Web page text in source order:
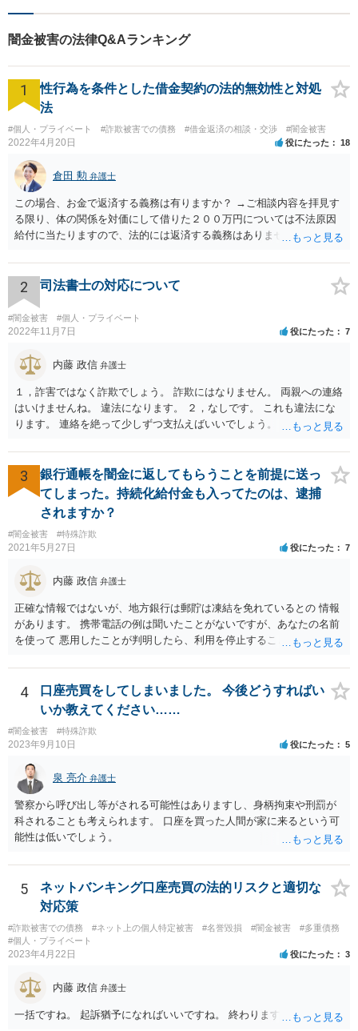
まずはお気軽にご相談くださ
闇金被害の法律Q&Aランキング
1
性行為を条件とした借金契約の法的無効性と対処
法
#個人・プライベート #詐欺被害での債務 #借金返済の相談・交渉 #闇金被害
2022年4月20日 役にたった 18
倉田 勲 弁護士
この場合、お金で返済する義務は有りますか？ →ご相談内容を拝見す
る限り、体の関係を対価にして借りた２００万円については不法原因
給付に当たりますので、法的には返済する義務はありません。家族に
をお勧めします。
2 司法書士の対応について
#闇金被害 #個人・プライベート
2022年11月7日 役にたった 7
内藤 政信 弁護士
１，詐害ではなく詐欺でしょう。 詐欺にはなりません。 両親への連絡
はいけませんね。 違法になります。 ２，なしです。 これも違法にな
ります。 連絡を絶って少しずつ支払えばいいでしょう。
3
銀行通帳を闇金に返してもらうことを前提に送っ
てしまった。持続化給付金も入ってたのは、逮捕
されますか？
#闇金被害 #特殊詐欺
2021年5月27日 役にたった 7
内藤 政信 弁護士
正確な情報ではないが、地方銀行は郵貯は凍結を免れているとの 情報
があります。 携帯電話の例は聞いたことがないですが、あなたの名前
を使って 悪用したことが判明したら、利用を停止することもあるでし
4
口座売買をしてしまいました。 今後どうすればい
いか教えてください……
#闇金被害 #特殊詐欺
2023年9月10日 役にたった 5
泉 亮介 弁護士
警察から呼び出し等がされる可能性はありますし、身柄拘束や刑罰が
科されることも考えられます。 口座を買った人間が家に来るという可
能性は低いでしょう。
5
ネットバンキング口座売買の法的リスクと適切な
対応策
#詐欺被害での債務 #ネット上の個人特定被害 #名誉毀損 #闇金被害
#多重債務
#個人・プライベート
2023年4月22日 役にたった 3
内藤 政信 弁護士
一括ですね。 起訴猶予になればいいですね。 終わります。